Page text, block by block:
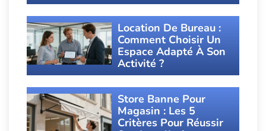
Location De Bureau :
Comment Choisir Un
Espace Adapté À Son
Activité ?
Store Banne Pour
Magasin : Les 5
Critères Pour Réussir